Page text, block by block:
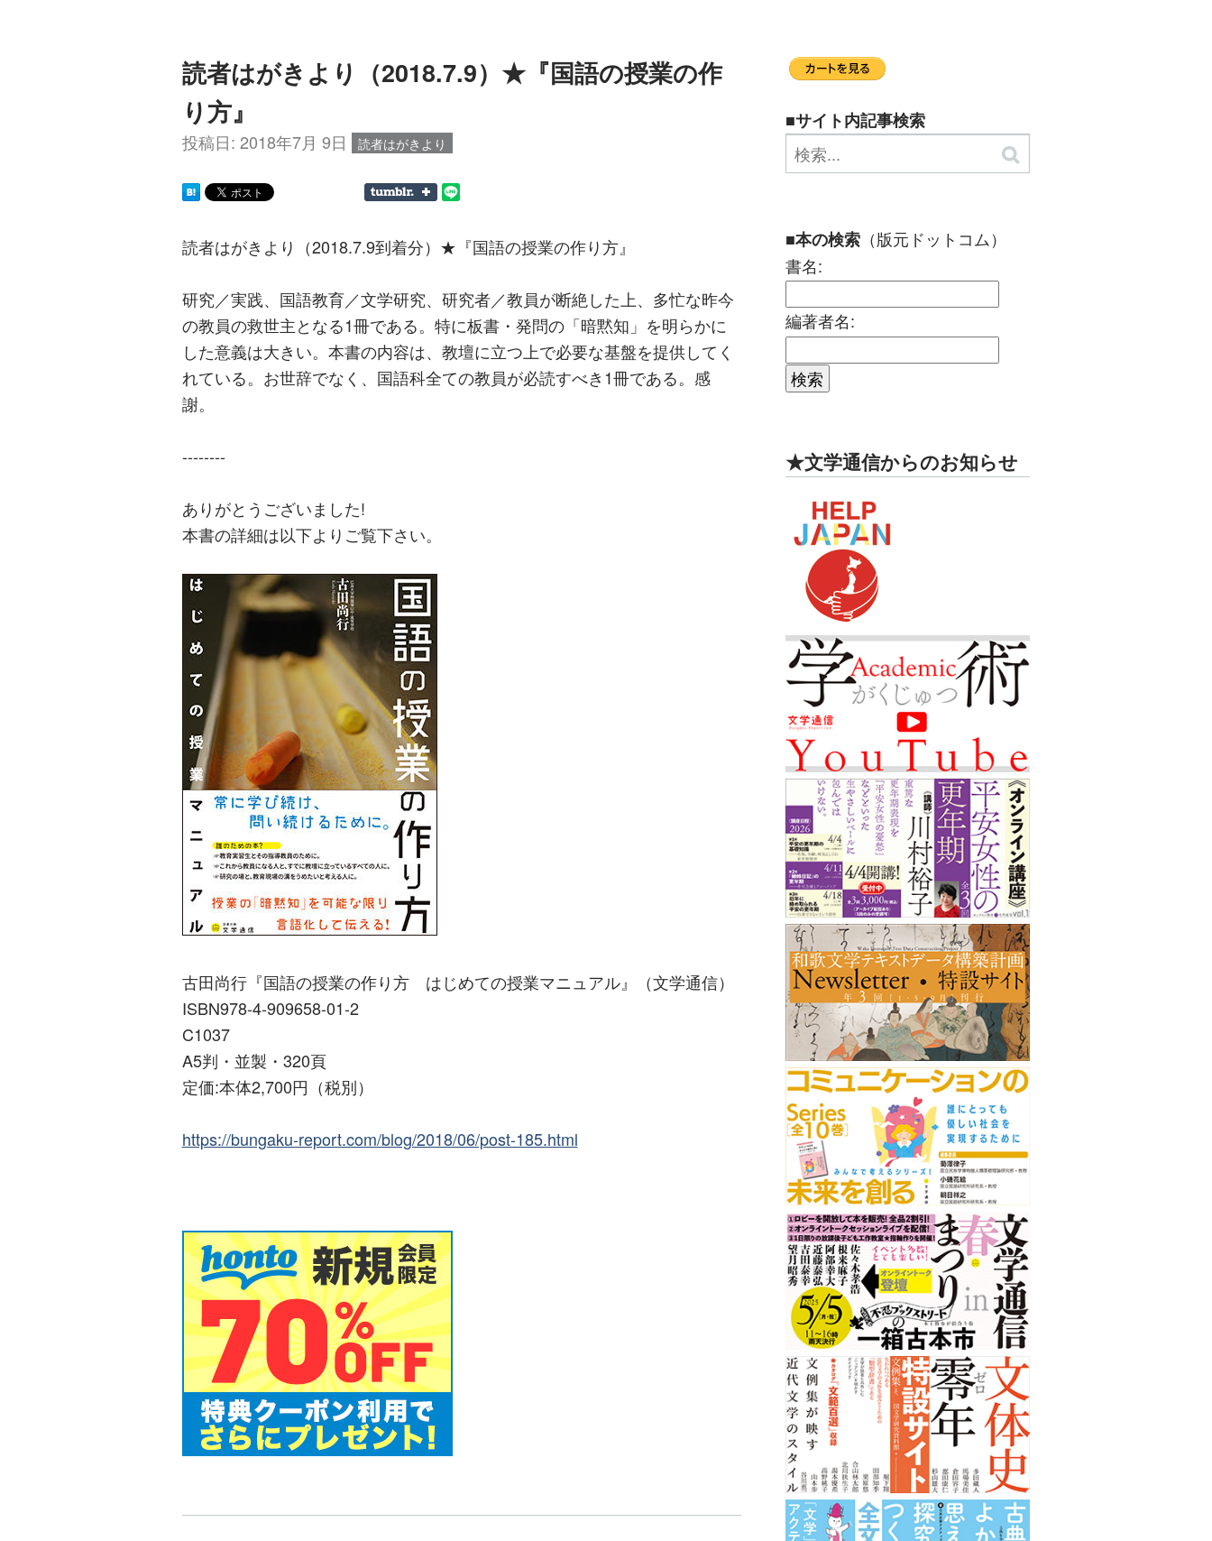
読者はがきより（2018.7.9）★『国語の授業の作
り方』
投稿日: 2018年7月 9日 読者はがきより
読者はがきより（2018.7.9到着分）★『国語の授業の作り方』
研究／実践、国語教育／文学研究、研究者／教員が断絶した上、多忙な昨今
の教員の救世主となる1冊である。特に板書・発問の「暗黙知」を明らかに
した意義は大きい。本書の内容は、教壇に立つ上で必要な基盤を提供してく
れている。お世辞でなく、国語科全ての教員が必読すべき1冊である。感
謝。
--------
ありがとうございました!
本書の詳細は以下よりご覧下さい。
古田尚行『国語の授業の作り方 はじめての授業マニュアル』（文学通信）
ISBN978-4-909658-01-2
C1037
A5判・並製・320頁
定価:本体2,700円（税別）
https://bungaku-report.com/blog/2018/06/post-185.html
■サイト内記事検索
■本の検索（版元ドットコム）
書名:
編著者名:
★文学通信からのお知らせ